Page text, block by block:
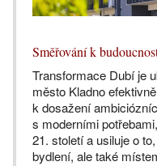
Směřování k
Transformace Dubí je
město Kladno
k dosažení
s moderními
21. století a usiluje o
bydlení, ale také